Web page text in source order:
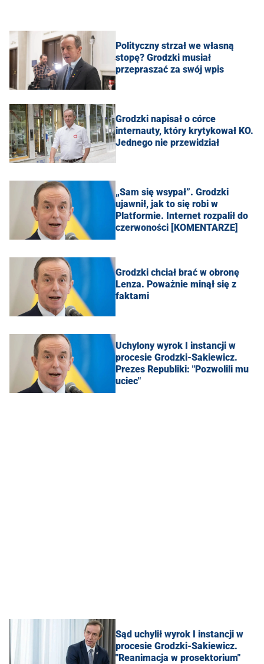
Polityczny strzał we własną
stopę? Grodzki musiał
przepraszać za swój wpis
Grodzki napisał o córce
internauty, który krytykował KO.
Jednego nie przewidział
„Sam się wsypał”. Grodzki
ujawnił, jak to się robi w
Platformie. Internet rozpalił do
czerwoności [KOMENTARZE]
Grodzki chciał brać w obronę
Lenza. Poważnie minął się z
faktami
Uchylony wyrok I instancji w
procesie Grodzki-Sakiewicz.
Prezes Republiki: "Pozwolili mu
uciec"
Sąd uchylił wyrok I instancji w
procesie Grodzki-Sakiewicz.
"Reanimacja w prosektorium"